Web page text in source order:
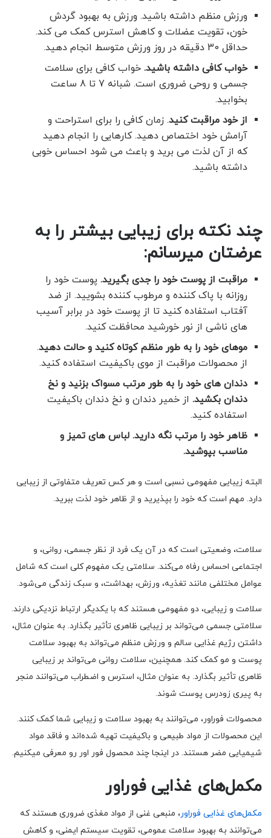
ورزش منظم داشته باشید. ورزش به بهبود گردش
خون، تقویت عضلات و کاهش استرس کمک می کند.
حداقل 30 دقیقه در روز ورزش متوسط ​​انجام دهید.
خواب کافی داشته باشید. خواب کافی برای سلامت
جسمی و روحی ضروری است. شبانه 7 تا 8 ساعت
بخوابید.
از خود مراقبت کنید. زمان کافی را برای استراحت و
آرامش خود اختصاص دهید. کارهایی را انجام دهید
که از آن لذت می برید و باعث می شود احساس خوبی
داشته باشید.
چند نکته برای زیبایی بیشتر را به
عرضتان میرسانم:
مراقبت از پوست خود را جدی بگیرید. پوست خود را
روزانه با پاک کننده و مرطوب کننده بشویید. از ضد
آفتاب استفاده کنید تا از پوست خود در برابر آسیب
های ناشی از نور خورشید محافظت کنید.
موهای خود را به طور منظم کوتاه کنید و حالت دهید.
از محصولات مراقبت از موی باکیفیت استفاده کنید.
دندان های خود را به طور مرتب مسواک بزنید و نخ
دندان بکشید. از خمیر دندان و نخ دندان باکیفیت
استفاده کنید.
ظاهر خود را مرتب نگه دارید. لباس های تمیز و
مناسب بپوشید.
البته زیبایی مفهومی نسبی است و هر کس تعریف متفاوتی از زیبایی
دارد. مهم است که خود را بپذیرید و از ظاهر خود لذت ببرید.
سلامت، وضعیتی است که در آن یک فرد از نظر جسمی، روانی، و
اجتماعی احساس رفاه می‌کند. سلامتی یک مفهوم کلی است که شامل
عوامل مختلفی مانند تغذیه، ورزش، بهداشت، و سبک زندگی می‌شود.
سلامت و زیبایی، دو مفهومی هستند که با یکدیگر ارتباط نزدیکی دارند.
سلامتی جسمی می‌تواند بر زیبایی ظاهری تأثیر بگذارد. به عنوان مثال،
داشتن رژیم غذایی سالم و ورزش منظم می‌تواند به بهبود سلامت
پوست و مو کمک کند. همچنین، سلامت روانی می‌تواند بر زیبایی
ظاهری تأثیر بگذارد. به عنوان مثال، استرس و اضطراب می‌توانند منجر
به پیری زودرس پوست شوند.
محصولات فوراور، می‌توانند به بهبود سلامت و زیبایی شما کمک کنند.
این محصولات از مواد طبیعی و باکیفیت تهیه شده‌اند و فاقد مواد
شیمیایی مضر هستند. در اینجا چند محصول فور اور رو معرفی میکنیم.
مکمل‌های غذایی فوراور
مکمل‌های غذایی فوراور، منبعی غنی از مواد مغذی ضروری هستند که
می‌توانند به بهبود سلامت عمومی، تقویت سیستم ایمنی، و کاهش